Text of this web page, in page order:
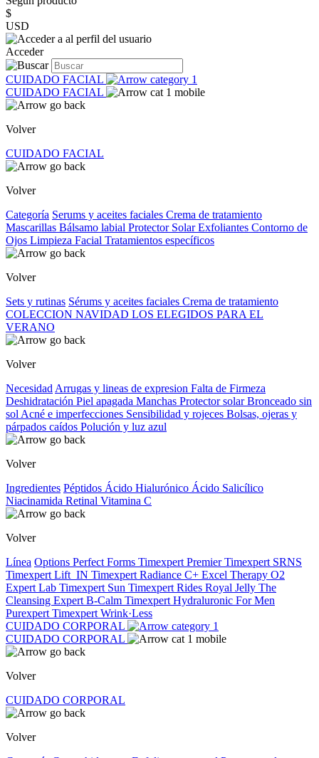
$
USD
Acceder
CUIDADO FACIAL
CUIDADO FACIAL
Volver
CUIDADO FACIAL
Volver
Categoría Serums y aceites faciales Crema de tratamiento
Mascarillas Bálsamo labial Protector SolarExfoliantes Contorno de
Ojos Limpieza Facial Tratamientos específicos
Volver
Sets y rutinas Sérums y aceites faciales Crema de tratamiento
COLECCION NAVIDAD LOS ELEGIDOS PARA EL
VERANO
Volver
Necesidad Arrugas y lineas de expresion Falta de Firmeza
Deshidratación Piel apagada Manchas Protector solarBronceado sin
sol Acné e imperfecciones Sensibilidad y rojeces Bolsas, ojeras y
párpados caídos Polución y luz azul
Volver
Ingredientes Péptidos Ácido Hialurónico Ácido Salicílico
Niacinamida Retinal Vitamina C
Volver
Línea Options Perfect Forms Timexpert PremierTimexpert SRNS
Timexpert Lift_IN Timexpert Radiance C+ Excel Therapy O2
Expert Lab Timexpert Sun Timexpert Rides Royal Jelly The
Cleansing Expert B-Calm Timexpert Hydraluronic For Men
Purexpert Timexpert Wrink·Less
CUIDADO CORPORAL
CUIDADO CORPORAL
Volver
CUIDADO CORPORAL
Volver